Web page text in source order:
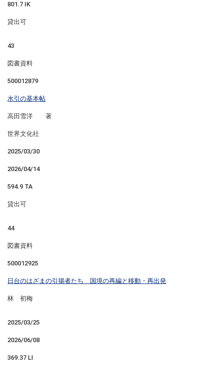
801.7 IK
貸出可
43
図書資料
500012879
水引の基本帖
高田雪洋 著
世界文化社
2025/03/30
2026/04/14
594.9 TA
貸出可
44
図書資料
500012925
日台のはざまの引揚者たち 国境の再編と移動・再出発
林 初梅
2025/03/25
2026/06/08
369.37 LI